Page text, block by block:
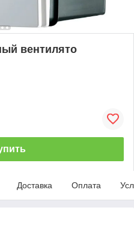
вентилято
Доставка Оплата